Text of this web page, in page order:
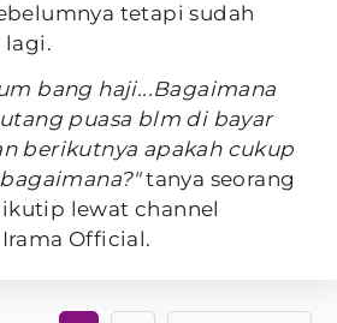
tetapi sudah
lagi.
bang haji...Bagaimana
puasa blm di bayar
berikutnya apakah cukup
tanya seorang
lewat channel
Official.